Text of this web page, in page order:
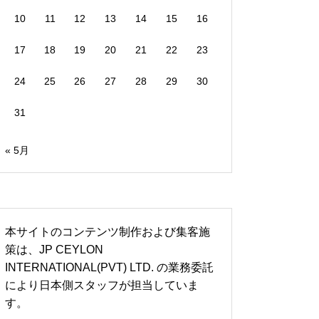
10 11 12 13 14 15 16
17 18 19 20 21 22 23
24 25 26 27 28 29 30
31
« 5月
本サイトのコンテンツ制作および集客施
策は、JP CEYLON
INTERNATIONAL(PVT) LTD. の業務委託
により日本側スタッフが担当していま
す。